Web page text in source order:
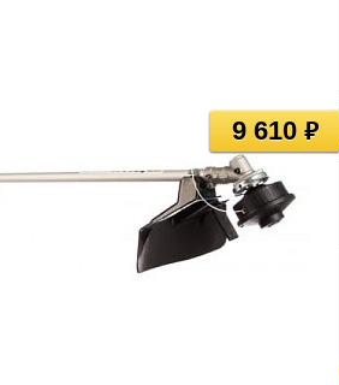
9 610руб